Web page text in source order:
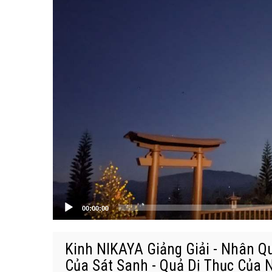
00:00:00
Kinh NIKAYA Giảng Giải - Nhân
Của Sát Sanh - Quả Dị Thục Của